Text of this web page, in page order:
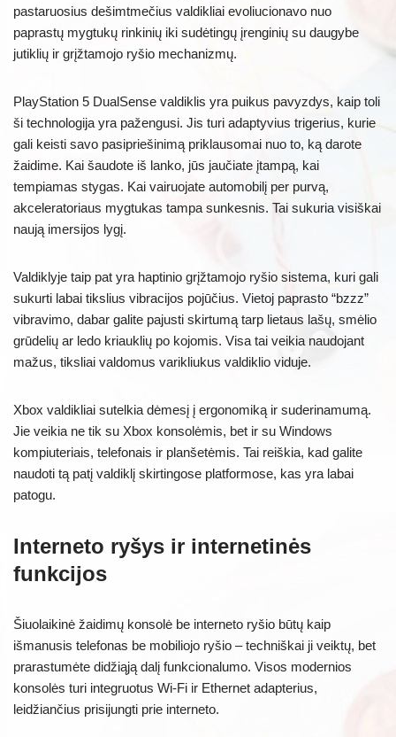
pastaruosius dešimtmečius valdikliai evoliucionavo nuo
paprastų mygtukų rinkinių iki sudėtingų įrenginių su daugybe
jutiklių ir grįžtamojo ryšio mechanizmų.
PlayStation 5 DualSense valdiklis yra puikus pavyzdys, kaip toli
ši technologija yra pažengusi. Jis turi adaptyvius trigerius, kurie
gali keisti savo pasipriešinimą priklausomai nuo to, ką darote
žaidime. Kai šaudote iš lanko, jūs jaučiate įtampą, kai
tempiamas stygas. Kai vairuojate automobilį per purvą,
akceleratoriaus mygtukas tampa sunkesnis. Tai sukuria visiškai
naują imersijos lygį.
Valdiklyje taip pat yra haptinio grįžtamojo ryšio sistema, kuri gali
sukurti labai tikslius vibracijos pojūčius. Vietoj paprasto “bzzz”
vibravimo, dabar galite pajusti skirtumą tarp lietaus lašų, smėlio
grūdelių ar ledo kriauklių po kojomis. Visa tai veikia naudojant
mažus, tiksliai valdomus varikliukus valdiklio viduje.
Xbox valdikliai sutelkia dėmesį į ergonomiką ir suderinamumą.
Jie veikia ne tik su Xbox konsolėmis, bet ir su Windows
kompiuteriais, telefonais ir planšetėmis. Tai reiškia, kad galite
naudoti tą patį valdiklį skirtingose platformose, kas yra labai
patogu.
Interneto ryšys ir internetinės
funkcijos
Šiuolaikinė žaidimų konsolė be interneto ryšio būtų kaip
išmanusis telefonas be mobiliojo ryšio – techniškai ji veiktų, bet
prarastumėte didžiąją dalį funkcionalumo. Visos modernios
konsolės turi integruotus Wi-Fi ir Ethernet adapterius,
leidžiančius prisijungti prie interneto.